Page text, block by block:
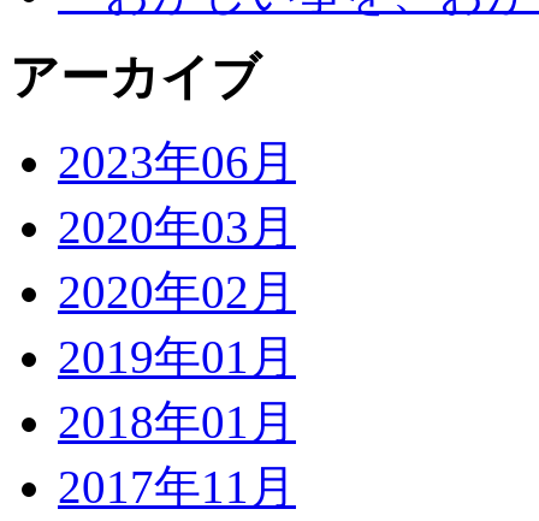
アーカイブ
2023年06月
2020年03月
2020年02月
2019年01月
2018年01月
2017年11月